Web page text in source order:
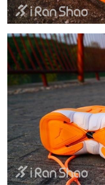
比
赛
观
察
装
备
视
频